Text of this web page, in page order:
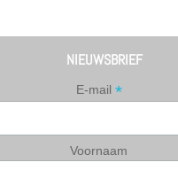
NIEUWSBRIEF
E-mail *
Voornaam